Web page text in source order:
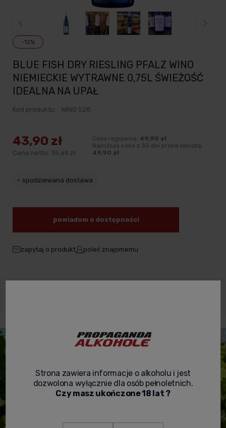
-12%
BLUE FISH DRY RIESLING PFALZ WINO
NIEMIECKIE WYTRAWNE 0,75L ŚWIEŻOŚĆ
IDEALNA NA UPAŁ
Kod produktu: WINO 528
43,90 zł
Cena netto: 35,69 zł
Cena regularna: 49,90 zł
Najniższa cena z 30 dni przed obniżką:
49,90 zł
spodziewana dostawa
powiadom o dostępności
zapytaj o produkt poleć znajomemu
Strona zawiera informacje o alkoholu i jest
dozwolona wyłącznie dla osób pełnoletnich.
Czy masz ukończone 18 lat ?